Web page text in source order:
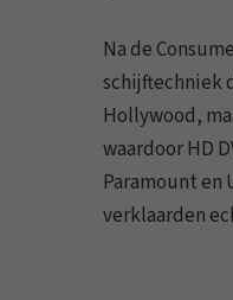
Na de
schijftechniek
Hollywood,
waardoor HD
Paramount en
verklaarden